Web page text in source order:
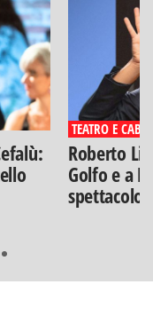
TEATRO E
Roberto
Golfo e a
spettacolo"